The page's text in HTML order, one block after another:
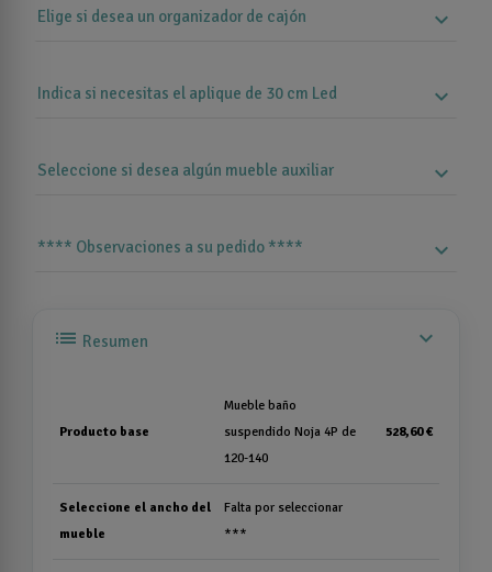
Elige si desea un organizador de cajón expand_more
Indica si necesitas el aplique de 30 cm Led expand_more
Seleccione si desea algún mueble auxiliar expand_more
**** Observaciones a su pedido **** expand_more
list Resumen expand_more
Producto base
Mueble baño
suspendido Noja 4P de
120-140
528,60 €
Seleccione el ancho del
mueble
Falta por seleccionar
***